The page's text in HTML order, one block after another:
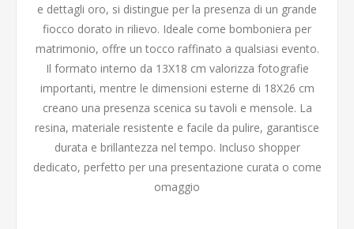
e dettagli oro, si distingue per la presenza di un grande
fiocco dorato in rilievo. Ideale come bomboniera per
matrimonio, offre un tocco raffinato a qualsiasi evento.
Il formato interno da 13X18 cm valorizza fotografie
importanti, mentre le dimensioni esterne di 18X26 cm
creano una presenza scenica su tavoli e mensole. La
resina, materiale resistente e facile da pulire, garantisce
durata e brillantezza nel tempo. Incluso shopper
dedicato, perfetto per una presentazione curata o come
omaggio